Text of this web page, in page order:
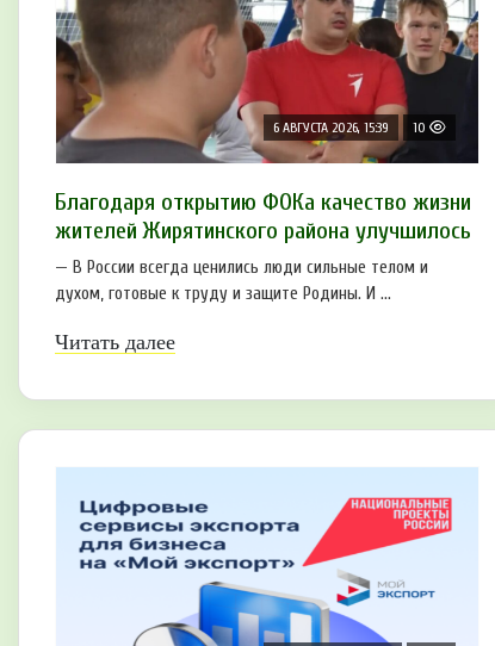
6 АВГУСТА 2026, 15:39 10
Благодаря открытию ФОКа качество жизни
жителей Жирятинского района улучшилось
— В России всегда ценились люди сильные телом и
духом, готовые к труду и защите Родины. И ...
Читать далее